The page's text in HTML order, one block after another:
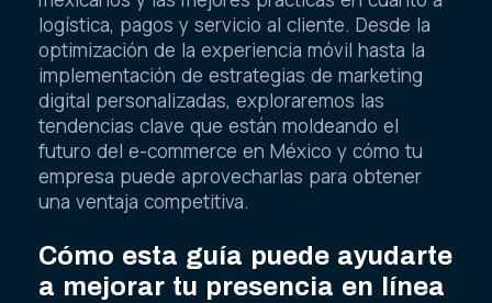
logística, pagos y servicio al cliente. Desde la
optimización de la experiencia móvil hasta la
implementación de estrategias de marketing
digital personalizadas, exploraremos las
tendencias clave que están moldeando el
futuro del e-commerce en México y cómo tu
empresa puede aprovecharlas para obtener
una ventaja competitiva.
Cómo esta guía puede ayudarte
a mejorar tu presencia en línea